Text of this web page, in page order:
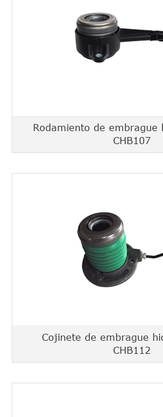
Rodamiento de embrague
CHB107
Cojinete de embrague
CHB112